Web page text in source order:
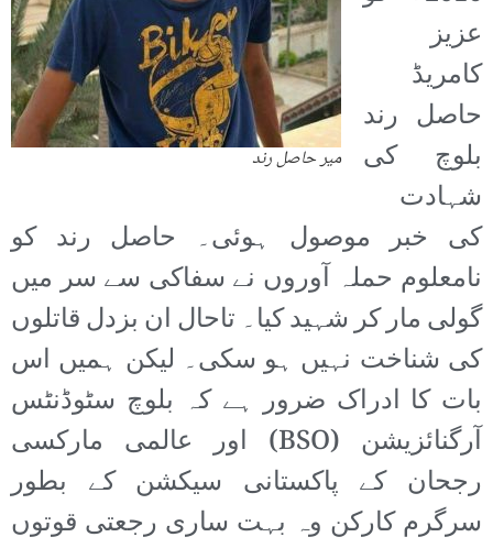
میر حاصل رند
عزیز
کامریڈ
حاصل رند
بلوچ کی
شہادت
کی خبر موصول ہوئی۔ حاصل رند کو
نامعلوم حملہ آوروں نے سفاکی سے سر میں
گولی مار کر شہید کیا۔ تاحال ان بزدل قاتلوں
کی شناخت نہیں ہو سکی۔ لیکن ہمیں اس
بات کا ادراک ضرور ہے کہ بلوچ سٹوڈنٹس
آرگنائزیشن (BSO) اور عالمی مارکسی
رجحان کے پاکستانی سیکشن کے بطور
سرگرم کارکن وہ بہت ساری رجعتی قوتوں